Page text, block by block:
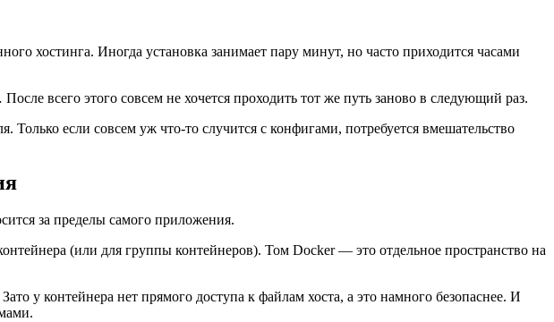
хостинга. Иногда установка занимает пару минут, но часто приходится часами
всего этого совсем не хочется проходить тот же путь заново в следующий раз.
если совсем уж что-то случится с конфигами, потребуется вмешательство
за пределы самого приложения.
(или для группы контейнеров). Том Docker — это отдельное пространство на
у контейнера нет прямого доступа к файлам хоста, а это намного безопаснее. И